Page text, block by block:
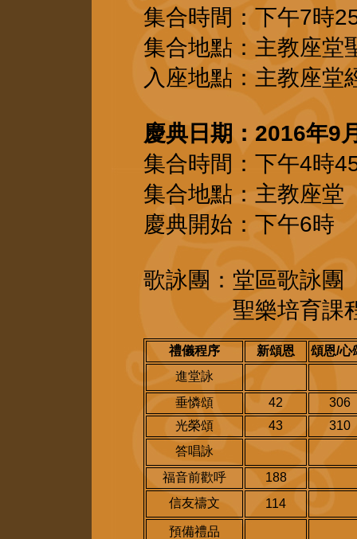
集合時間：下午7時
集合地點：主教座堂
入座地點：主教座堂
慶典日期：2016年9
集合時間：下午4時
集合地點：主教座堂
慶典開始：下午6時
歌詠團： 堂區歌詠團
聖樂培育課程學
禮儀程序 新頌恩
頌恩/心
進堂詠
垂憐頌
42
306
光榮頌
43
310
答唱詠
福音前歡呼
188
信友禱文
114
預備禮品